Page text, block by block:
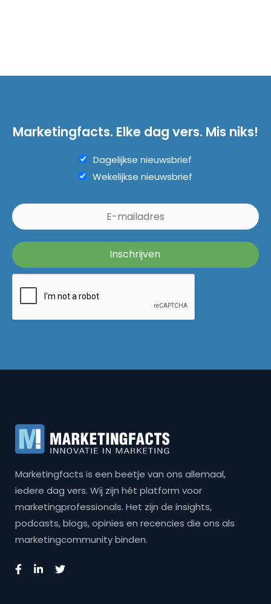
Marketingfacts. Elke dag vers. Mis niks!
Dagelijkse nieuwsbrief
Wekelijkse nieuwsbrief
Marketingfacts is een beetje van ons allemaal,
iedere dag vers. Wij zijn hét platform voor
marketingprofessionals. Het zijn de insights,
podcasts, blogs, opinies en recencies die ons als
marketingcommunity binden.